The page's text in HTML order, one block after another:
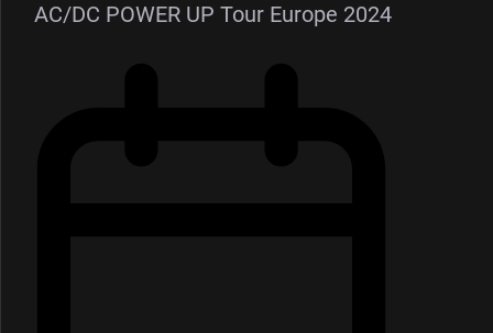
AC/DC POWER UP Tour Europe 2024